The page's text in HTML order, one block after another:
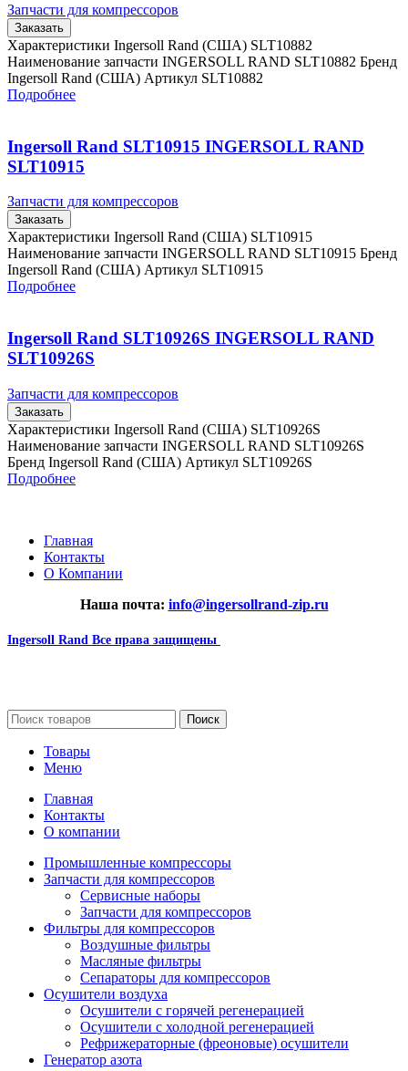
Запчасти для компрессоров
Заказать
Характеристики Ingersoll Rand (США) SLT10882
Наименование запчасти INGERSOLL RAND SLT10882 Бренд
Ingersoll Rand (США) Артикул SLT10882
Подробнее
Ingersoll Rand SLT10915 INGERSOLL RAND
SLT10915
Запчасти для компрессоров
Заказать
Характеристики Ingersoll Rand (США) SLT10915
Наименование запчасти INGERSOLL RAND SLT10915 Бренд
Ingersoll Rand (США) Артикул SLT10915
Подробнее
Ingersoll Rand SLT10926S INGERSOLL RAND
SLT10926S
Запчасти для компрессоров
Заказать
Характеристики Ingersoll Rand (США) SLT10926S
Наименование запчасти INGERSOLL RAND SLT10926S
Бренд Ingersoll Rand (США) Артикул SLT10926S
Подробнее
Главная
Контакты
О Компании
Наша почта: info@ingersollrand-zip.ru
Ingersoll Rand Все права защищены
Поиск
Товары
Меню
Главная
Контакты
О компании
Промышленные компрессоры
Запчасти для компрессоров
Сервисные наборы
Запчасти для компрессоров
Фильтры для компрессоров
Воздушные фильтры
Масляные фильтры
Сепараторы для компрессоров
Осушители воздуха
Осушители с горячей регенерацией
Осушители с холодной регенерацией
Рефрижераторные (фреоновые) осушители
Генератор азота